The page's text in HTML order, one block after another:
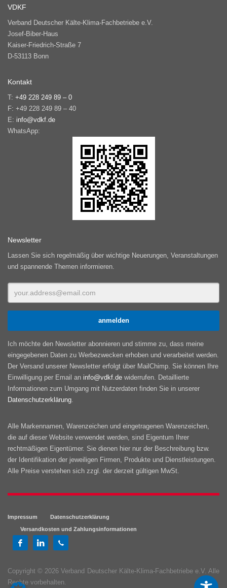
VDKF
Verband Deutscher Kälte-Klima-Fachbetriebe e.V.
Josef-Biber-Haus
Kaiser-Friedrich-Straße 7
D-53113 Bonn
Kontakt
T: +49 228 249 89 – 0
F: +49 228 249 89 – 40
E: info@vdkf.de
WhatsApp:
Newsletter
Lassen Sie sich regelmäßig über wichtige Neuerungen, Veranstaltungen
und spannende Themen informieren.
Ich möchte den Newsletter abonnieren und stimme zu, dass meine
eingegebenen Daten zu Werbezwecken erhoben und verarbeitet werden.
Der Versand unserer Newsletter erfolgt über MailChimp. Sie können Ihre
Einwilligung per Email an info@vdkf.de widerrufen. Detaillierte
Informationen zum Umgang mit Nutzerdaten finden Sie in unserer
Datenschutzerklärung
Alle Markennamen, Warenzeichen und eingetragenen Warenzeichen,
die auf dieser Website verwendet werden, sind Eigentum Ihrer
rechtmäßigen Eigentümer. Sie dienen hier nur der Beschreibung bzw.
der Identifikation der jeweiligen Firmen, Produkte und Dienstleistungen.
Alle Preise verstehen sich zzgl. der derzeit gültigen MwSt.
Impressum
Datenschutzerklärung
Versandkosten und Zahlungsinformationen
Copyright © 2026 Verband Deutscher Kälte-Klima-Fachbetriebe e.V. Alle
Rechte vorbehalten.